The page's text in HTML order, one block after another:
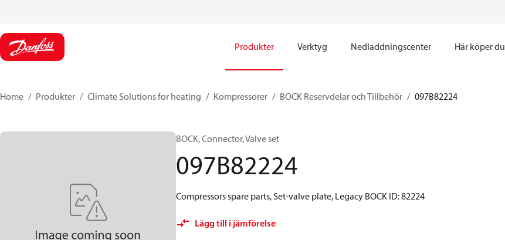
Produkter Verktyg Nedladdningscenter Här köper du
Home Produkter Climate Solutions for heating Kompressorer BOCK Reservdelar och Tillbehör 097B82224
BOCK, Connector, Valve set
097B82224
Compressors spare parts, Set-valve plate, Legacy BOCK ID: 82224
Lägg till i jämförelse